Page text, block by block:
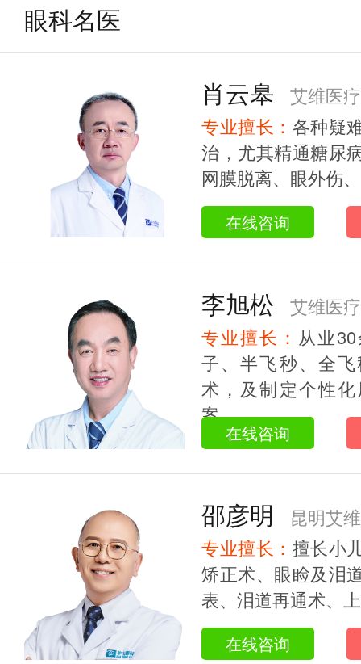
眼科名医
肖云皋
艾维医
专业擅长： 各种疑
治，尤其精通糖尿
网膜脱离、眼外伤
在线咨询
李旭松
艾维医
授/研究生导师
专业擅长： 从业
子、半飞秒、全
术，及制定个性
案。...
在线咨询
邵彦明
昆明艾
教授
专业擅长： 擅长小
矫正术、眼睑及泪
表、泪道再通术、
在线咨询